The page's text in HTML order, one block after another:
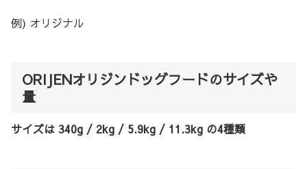
例) オリジナル
ORIJENオリジンドッグフードのサイズや
量
サイズは 340g / 2kg / 5.9kg / 11.3kg の4種類